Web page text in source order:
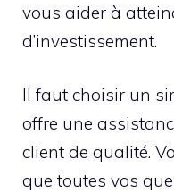
vous aider à
d’investissement.
Il faut choisir un
offre une
client de qualité.
que toutes vos